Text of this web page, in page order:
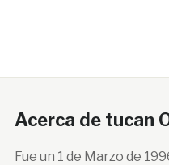
Acerca de tucan
Fue un 1 de Marzo de